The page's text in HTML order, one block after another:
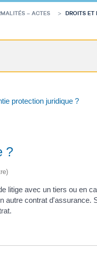
– ACTES DROITS ET
protection juridique ?
?
litige avec un tiers ou en
contrat d'assurance.